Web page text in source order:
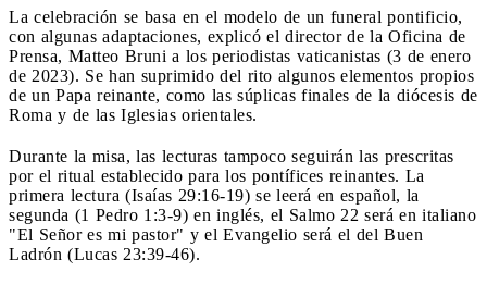
La celebración se basa en el modelo de un funeral pontificio,
con algunas adaptaciones, explicó el director de la Oficina de
Prensa, Matteo Bruni a los periodistas vaticanistas (3 de enero
de 2023). Se han suprimido del rito algunos elementos propios
de un Papa reinante, como las súplicas finales de la diócesis de
Roma y de las Iglesias orientales.
Durante la misa, las lecturas tampoco seguirán las prescritas
por el ritual establecido para los pontífices reinantes. La
primera lectura (Isaías 29:16-19) se leerá en español, la
segunda (1 Pedro 1:3-9) en inglés, el Salmo 22 será en italiano
"El Señor es mi pastor" y el Evangelio será el del Buen
Ladrón (Lucas 23:39-46).